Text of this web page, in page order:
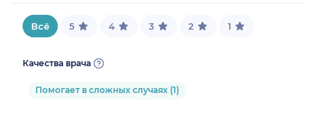
Всё 5 4 3 2 1
Качества врача
Помогает в сложных случаях (1)